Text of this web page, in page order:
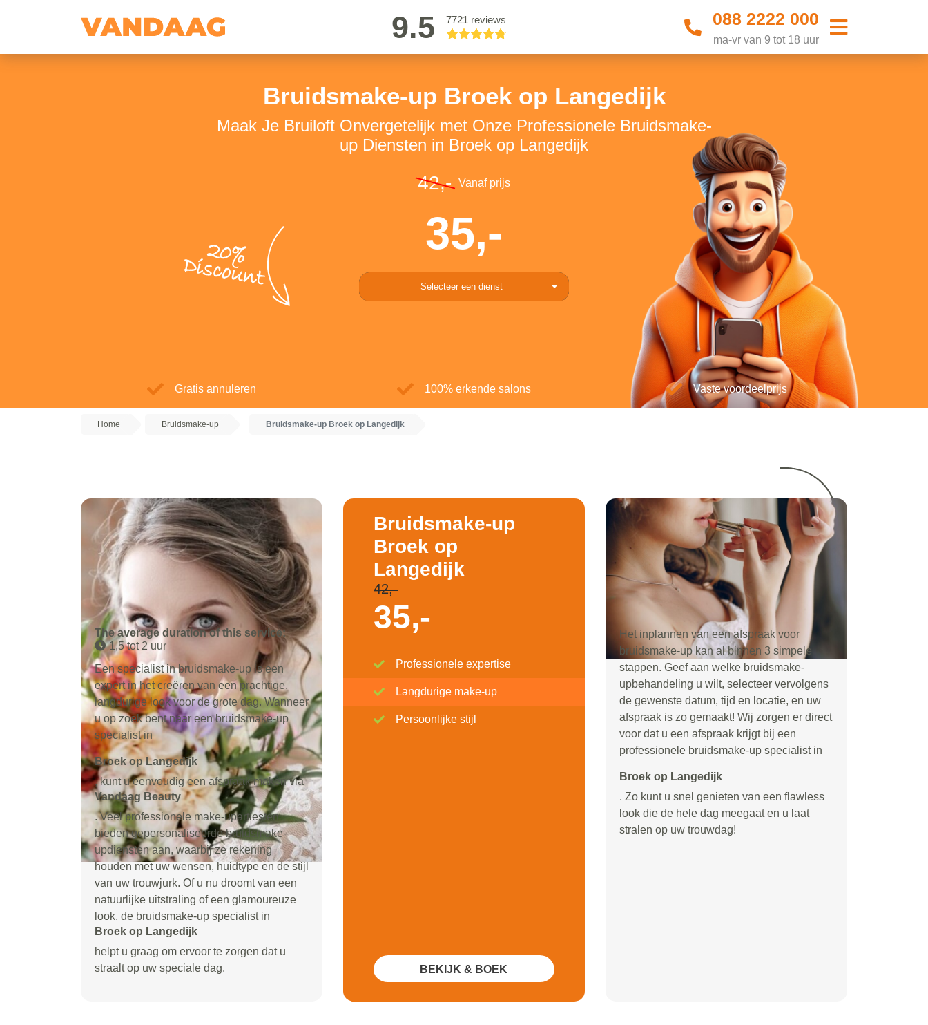
9.5 7721 reviews 088 2222 000
ma-vr van 9 tot 18 uur
Bruidsmake-up Broek op Langedijk
Maak Je Bruiloft Onvergetelijk met Onze Professionele Bruidsmake-
up Diensten in Broek op Langedijk
20%
Discount
42,- Vanaf prijs
35,-
Selecteer een dienst
Gratis annuleren 100% erkende salons Vaste voordeelprijs
Home Bruidsmake-up Bruidsmake-up Broek op Langedijk
The average duration of this service:
1,5 tot 2 uur
Een specialist in bruidsmake-up is een
expert in het creëren van een prachtige,
langdurige look voor de grote dag. Wanneer
u op zoek bent naar een bruidsmake-up
specialist in
Broek op Langedijk
, kunt u eenvoudig een afspraak maken via
Vandaag Beauty
. Veel professionele make-upartiesten
bieden gepersonaliseerde bruidsmake-
updiensten aan, waarbij ze rekening
houden met uw wensen, huidtype en de stijl
van uw trouwjurk. Of u nu droomt van een
natuurlijke uitstraling of een glamoureuze
look, de bruidsmake-up specialist in
Broek op Langedijk
helpt u graag om ervoor te zorgen dat u
straalt op uw speciale dag.
Bruidsmake-up
Broek op
Langedijk
42,-
35,-
Professionele expertise
Langdurige make-up
Persoonlijke stijl
BEKIJK & BOEK
Het inplannen van een afspraak voor
bruidsmake-up kan al binnen 3 simpele
stappen. Geef aan welke bruidsmake-
upbehandeling u wilt, selecteer vervolgens
de gewenste datum, tijd en locatie, en uw
afspraak is zo gemaakt! Wij zorgen er direct
voor dat u een afspraak krijgt bij een
professionele bruidsmake-up specialist in
Broek op Langedijk
. Zo kunt u snel genieten van een flawless
look die de hele dag meegaat en u laat
stralen op uw trouwdag!